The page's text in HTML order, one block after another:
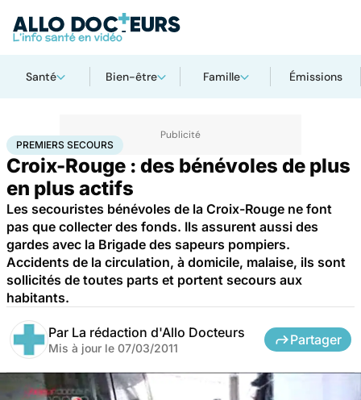
Santé Bien-être Famille Émissions
AccueilSantéPremiers secours
PREMIERS SECOURS
Croix-Rouge : des bénévoles de plus
en plus actifs
Les secouristes bénévoles de la Croix-Rouge ne font
pas que collecter des fonds. Ils assurent aussi des
gardes avec la Brigade des sapeurs pompiers.
Accidents de la circulation, à domicile, malaise, ils sont
sollicités de toutes parts et portent secours aux
habitants.
Par La rédaction d'Allo Docteurs
Mis à jour le 07/03/2011
Partager